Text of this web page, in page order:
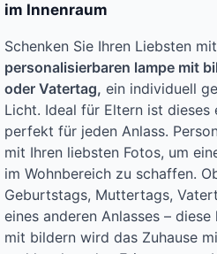
im Innenraum
Schenken Sie Ihren Liebsten
personalisierbaren lampe mit
oder Vatertag, ein individuell
Licht. Ideal für Eltern ist dieses
perfekt für jeden Anlass.
mit Ihren liebsten Fotos, um
im Wohnbereich zu schaffen.
Geburtstags, Muttertags,
eines anderen Anlasses –
mit bildern wird das Zuhause